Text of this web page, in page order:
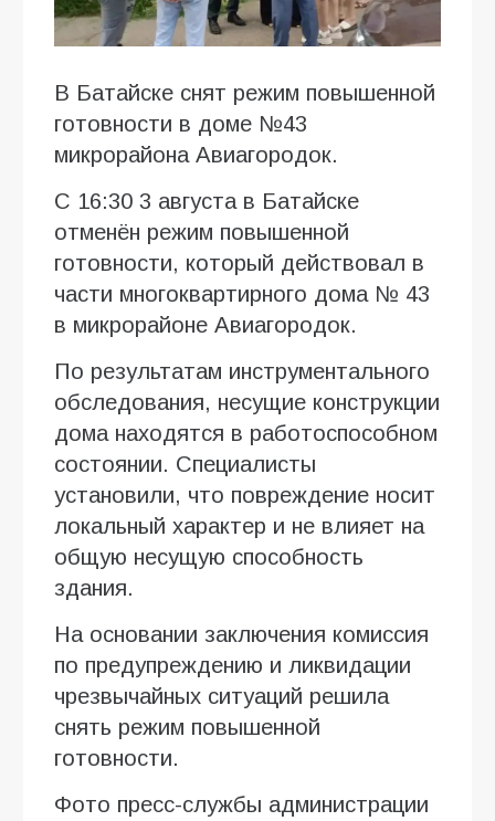
В Батайске снят режим повышенной
готовности в доме №43
микрорайона Авиагородок.
С 16:30 3 августа в Батайске
отменён режим повышенной
готовности, который действовал в
части многоквартирного дома № 43
в микрорайоне Авиагородок.
По результатам инструментального
обследования, несущие конструкции
дома находятся в работоспособном
состоянии. Специалисты
установили, что повреждение носит
локальный характер и не влияет на
общую несущую способность
здания.
На основании заключения комиссия
по предупреждению и ликвидации
чрезвычайных ситуаций решила
снять режим повышенной
готовности.
Фото пресс-службы администрации